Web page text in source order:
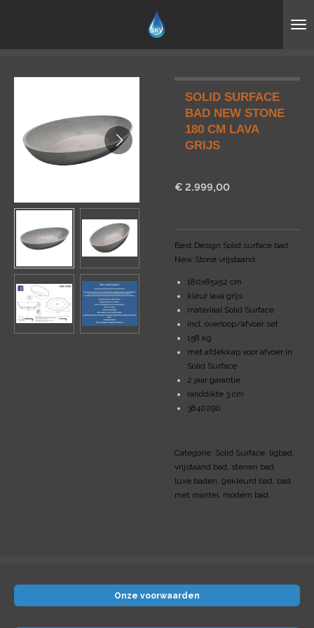
SOLID SURFACE
BAD NEW STONE
180 CM LAVA
GRIJS
€ 2.999,00
Best Design Solid surface bad
New Stone vrijstaand.
180x85x52 cm
kleur lava grijs
materiaal Solid Surface
incl. overloop/afvoer set
158 kg
met afdekkap voor afvoer in
Solid Surface
2 jaar garantie
randdikte 3 cm
3840290
Categorie: Solid Surface, ligbad,
vrijstaand bad, stenen bad,
luxe baden, gekleurd bad, bad
met mantel, modern bad.
Onze voorwaarden